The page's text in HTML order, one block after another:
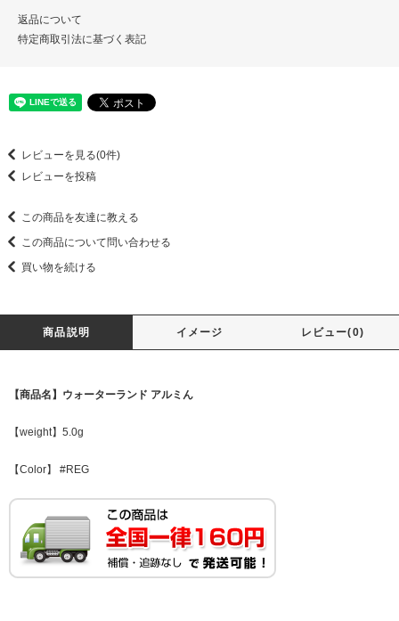
返品について
特定商取引法に基づく表記
レビューを見る(0件)
レビューを投稿
この商品を友達に教える
この商品について問い合わせる
買い物を続ける
商品説明 イメージ レビュー(0)
【商品名】ウォーターランド アルミん
【weight】5.0g
【Color】 #REG